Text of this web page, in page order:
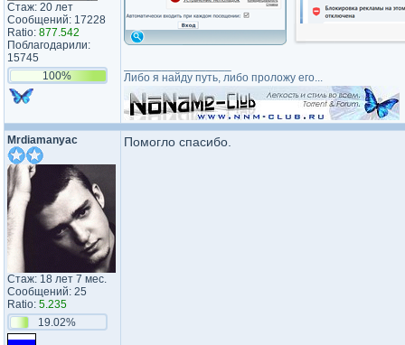
Стаж: 20 лет
Сообщений: 17228
Ratio: 877.542
Поблагодарили:
15745
100%
Либо я найду путь, либо проложу его...
Mrdiamanyac
Стаж: 18 лет 7 мес.
Сообщений: 25
Ratio: 5.235
19.02%
Помогло спасибо.